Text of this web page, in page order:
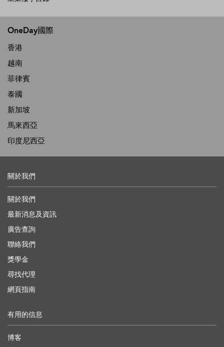
OneDay國際
香港
越南
菲律賓
泰國
新加坡
馬來西亞
印度尼西亞
關於我們
關於我們
最新消息及資訊
廣告查詢
聯絡我們
獎學金
尋找代理
網頁指南
有用的信息
博客